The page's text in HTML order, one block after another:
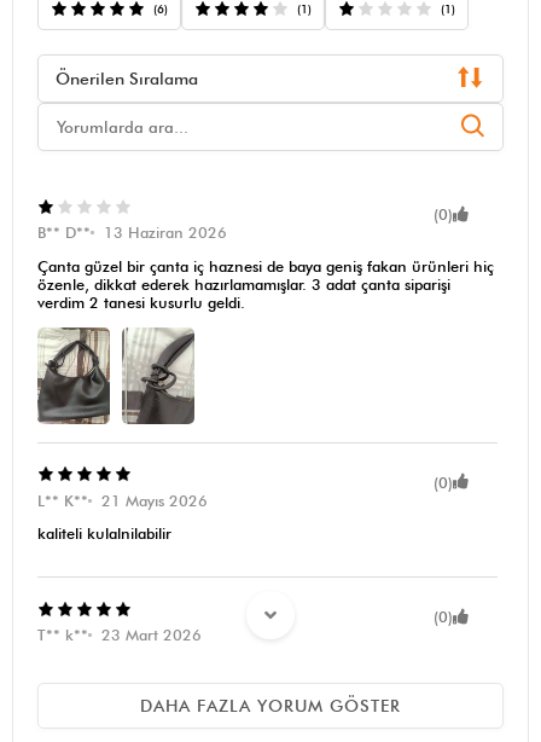
(6) (1) (1)
Önerilen Sıralama
(0)
B** D**
13 Haziran 2026
Çanta güzel bir çanta iç haznesi de baya geniş fakan ürünleri hiç
özenle, dikkat ederek hazırlamamışlar. 3 adat çanta siparişi
verdim 2 tanesi kusurlu geldi.
(0)
L** K**
21 Mayıs 2026
kaliteli kulalnilabilir
(0)
T** k**
23 Mart 2026
DAHA FAZLA YORUM GÖSTER